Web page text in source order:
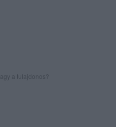
a tulajdonos?